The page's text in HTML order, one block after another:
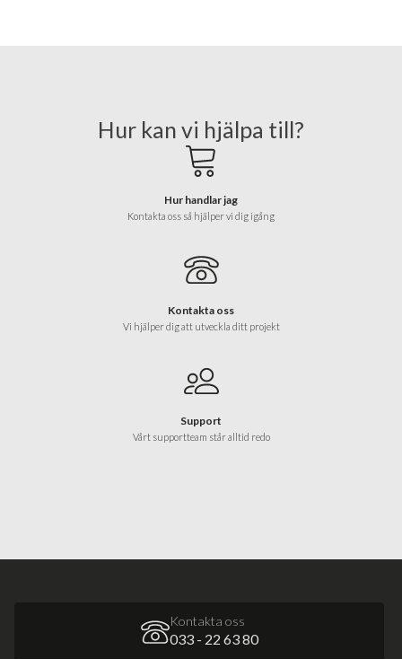
Hur kan vi hjälpa till?
Hur handlar jag
Kontakta oss så hjälper vi dig igång
Kontakta oss
Vi hjälper dig att utveckla ditt projekt
Support
Vårt supportteam står alltid redo
Kontakta oss
033 - 22 63 80